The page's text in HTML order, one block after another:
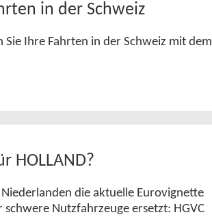
in der Schweiz
Ihre Fahrten in der Schweiz mit dem
HOLLAND?
die aktuelle Eurovignette
Nutzfahrzeuge ersetzt: HGVC